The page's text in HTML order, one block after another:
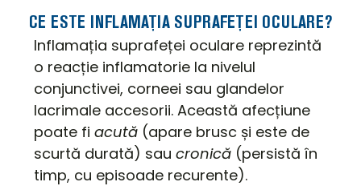
CE ESTE INFLAMAȚIA SUPRAFEȚEI OCULARE?
Inflamația suprafeței oculare reprezintă
o reacție inflamatorie la nivelul
conjunctivei, corneei sau glandelor
lacrimale accesorii. Această afecțiune
poate fiacută (apare brusc și este de
scurtă durată) saucronică (persistă în
timp, cu episoade recurente).